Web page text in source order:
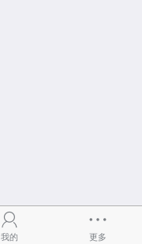
我的 更多